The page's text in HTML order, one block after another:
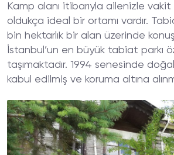
Kamp alanı itibarıyla ailenizle
oldukça ideal bir ortamı vardır.
bin hektarlık bir alan üzerinde
İstanbul’un en büyük tabiat parkı
taşımaktadır. 1994 senesinde
kabul edilmiş ve koruma altına